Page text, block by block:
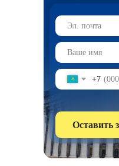
+7
Оставить